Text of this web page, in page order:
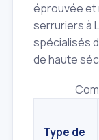
éprouvée et
serruriers à
spécialisés
de haute
Type de